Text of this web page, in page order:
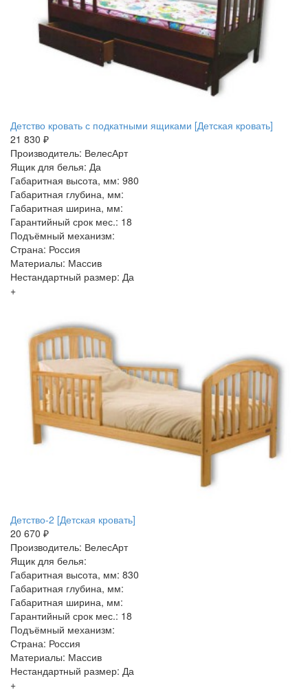
Детство кровать с подкатными ящиками [Детская кровать]
21 830 ₽
Производитель: ВелесАрт
Ящик для белья: Да
Габаритная высота, мм: 980
Габаритная глубина, мм:
Габаритная ширина, мм:
Гарантийный срок мес.: 18
Подъёмный механизм:
Страна: Россия
Материалы: Массив
Нестандартный размер: Да
+
Детство-2 [Детская кровать]
20 670 ₽
Производитель: ВелесАрт
Ящик для белья:
Габаритная высота, мм: 830
Габаритная глубина, мм:
Габаритная ширина, мм:
Гарантийный срок мес.: 18
Подъёмный механизм:
Страна: Россия
Материалы: Массив
Нестандартный размер: Да
+